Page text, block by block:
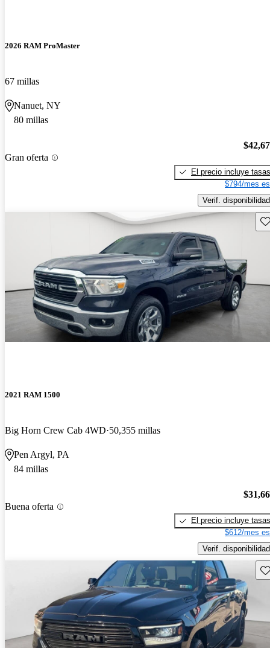
2026 RAM ProMaster
67 millas
Nanuet, NY
80 millas
Gran oferta
El precio incluye tasas
$794/mes
Verif. disponibilidad
2021 RAM 1500
Big Horn Crew Cab 4WD 50,355 millas
Pen Argyl, PA
84 millas
Buena oferta
El precio incluye tasas
$612/mes
Verif. disponibilidad